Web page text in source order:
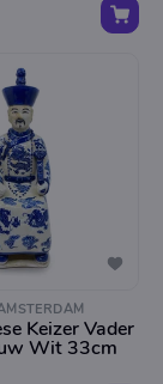
Keizer Vader
Wit 33cm